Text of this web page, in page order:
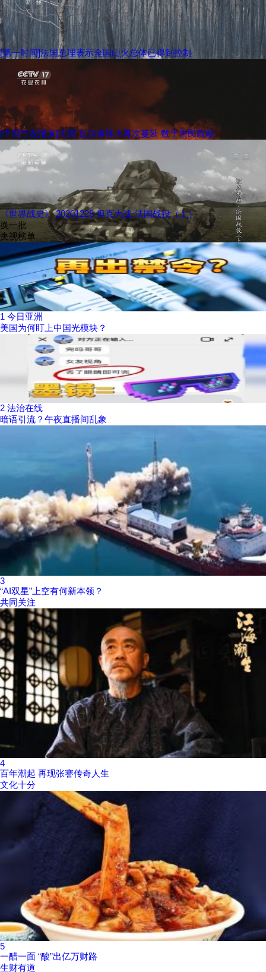
[第一时间]法国总理表示全国山火总体已得到控制
[中国三农报道]法国 瓦尔省林火再次蔓延 数千居民疏散
《世界战史》 20201228 坦克大战·法国战役（上）
换一批
央视榜单
1 今日亚洲
美国为何盯上中国光模块？
2 法治在线
暗语引流？午夜直播间乱象
3
“AI双星”上空有何新本领？
共同关注
4
百年潮起 再现张謇传奇人生
文化十分
5
一醋一面 “酸”出亿万财路
生财有道